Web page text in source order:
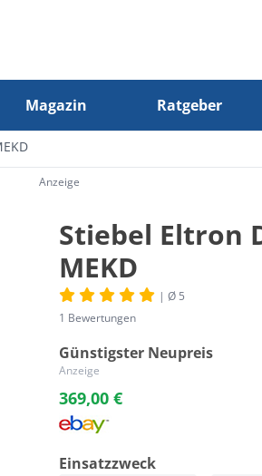
Magazin Ratgeber
Anzeige
Stiebel Eltron
MEKD
| Ø 5
1 Bewertungen
Günstigster Neupreis
Anzeige
369,00 €
Einsatzzweck